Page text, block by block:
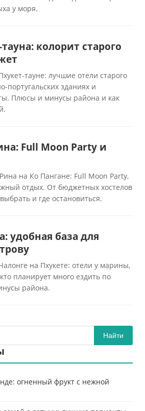
у моря.
колорит старого
тауне: лучшие отели старого
португальских зданиях и
Плюсы и минусы района и как
Full Moon Party и
на Ко Пангане: Full Moon Party,
отдых. От бюджетных хостелов
и где остановиться.
удобная база для
на Пхукете: отели у марины,
планирует много ездить по
района.
Найти
огненный фрукт с нежной